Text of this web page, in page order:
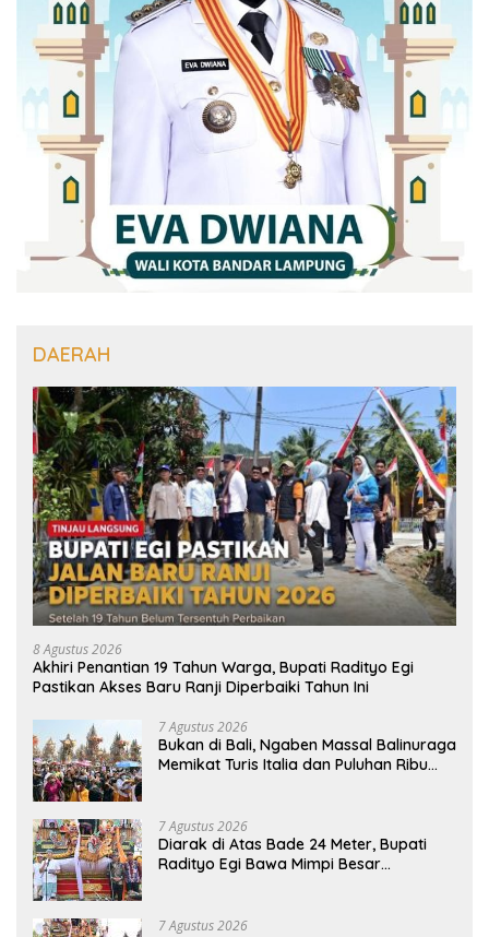
DAERAH
8 Agustus 2026
Akhiri Penantian 19 Tahun Warga, Bupati Radityo Egi
Pastikan Akses Baru Ranji Diperbaiki Tahun Ini
7 Agustus 2026
Bukan di Bali, Ngaben Massal Balinuraga
Memikat Turis Italia dan Puluhan Ribu
7 Agustus 2026
Diarak di Atas Bade 24 Meter, Bupati
Radityo Egi Bawa Mimpi Besar
7 Agustus 2026